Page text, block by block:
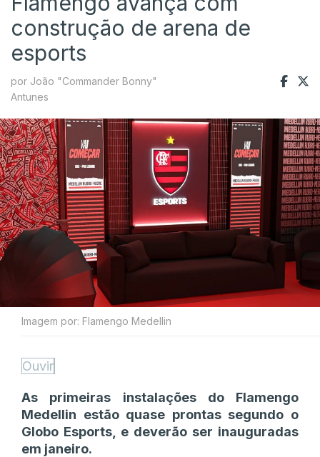
construção de arena de
esports
por João "Commander Bonny"
Antunes
Imagem por: Flamengo Medellin
Ouvir
As primeiras instalações do Flamengo
Medellin estão quase prontas segundo o
Globo Esports, e deverão ser inauguradas
em janeiro.